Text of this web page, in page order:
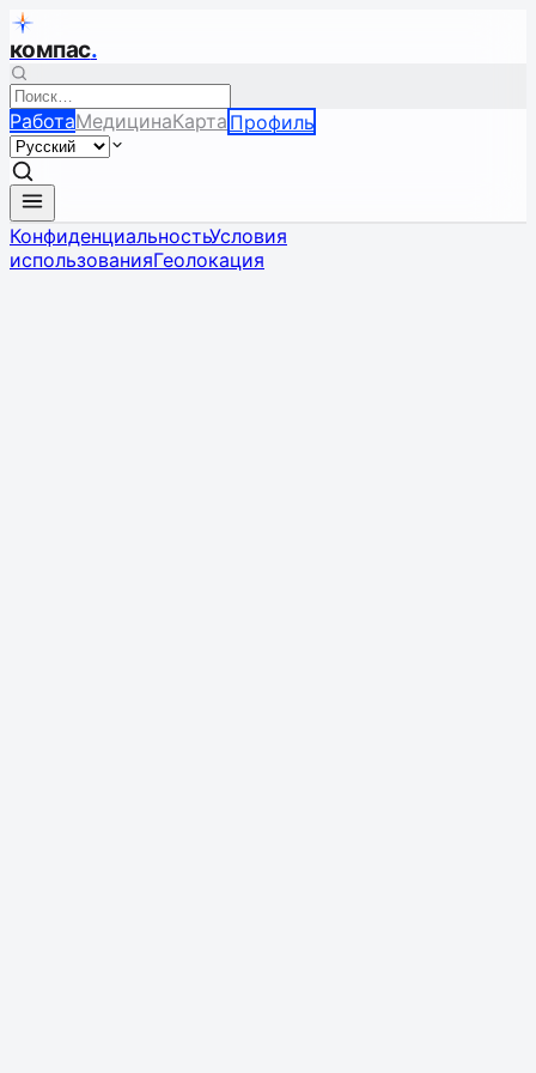
компас.
РаботаМедицинаКарта Профиль
КонфиденциальностьУсловия
использованияГеолокация